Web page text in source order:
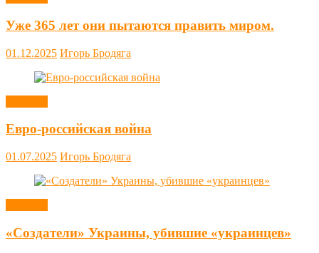
Уже 365 лет они пытаются править миром.
01.12.2025 Игорь Бродяга
Евро-российская война
01.07.2025 Игорь Бродяга
«Создатели» Украины, убившие «украинцев»